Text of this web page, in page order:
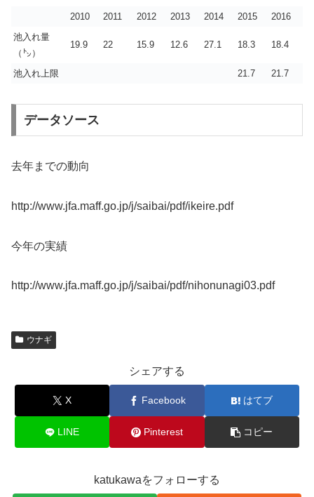
2010 2011 2012 2013 2014 2015
2016
池入れ量
（㌧）
19.9 22 15.9 12.6 27.1 18.3 18.4
池入れ上限 21.7 21.7
データソース
去年までの動向
http://www.jfa.maff.go.jp/j/saibai/pdf/ikeire.pdf
今年の実績
http://www.jfa.maff.go.jp/j/saibai/pdf/nihonunagi03.pdf
ウナギ
シェアする
X Facebook はてブ
LINE Pinterest コピー
katukawaをフォローする